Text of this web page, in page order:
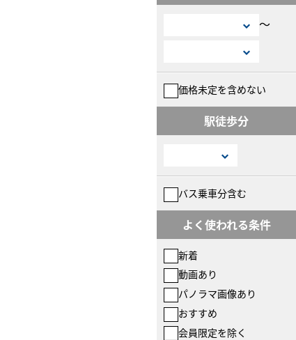
〜
価格未定を含めない
駅徒歩分
バス乗車分含む
よく使われる条件
新着
動画あり
パノラマ画像あり
おすすめ
会員限定を除く